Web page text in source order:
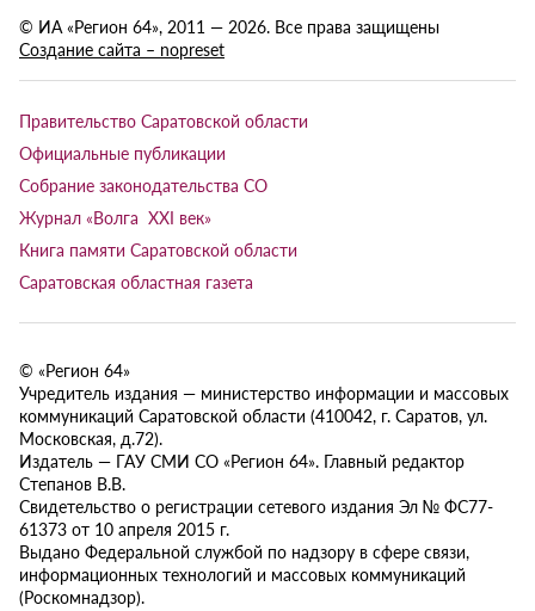
© ИА «Регион 64», 2011 — 2026. Все права защищены
Создание сайта – nopreset
Правительство Саратовской области
Официальные публикации
Собрание законодательства СО
Журнал «Волга XXI век»
Книга памяти Саратовской области
Саратовская областная газета
© «Регион 64»
Учредитель издания — министерство информации и массовых
коммуникаций Саратовской области (410042, г. Саратов, ул.
Московская, д.72).
Издатель — ГАУ СМИ СО «Регион 64». Главный редактор
Степанов В.В.
Свидетельство о регистрации сетевого издания Эл № ФС77-
61373 от 10 апреля 2015 г.
Выдано Федеральной службой по надзору в сфере связи,
информационных технологий и массовых коммуникаций
(Роскомнадзор).